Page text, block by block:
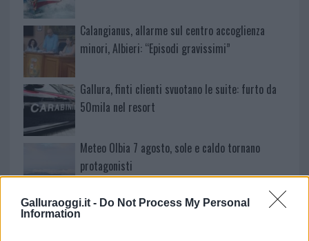
Galluraoggi.it - Do Not Process My Personal
Information
Calangianus, allarme sul centro accoglienza
minori, Albieri: “Episodi gravissimi”
Gallura, finti clienti svuotano le suite: furto da
50mila nel resort
Meteo Olbia 7 agosto, sole e caldo tornano
protagonisti
Test tunnel Olbia: rampe chiuse ancora fino a